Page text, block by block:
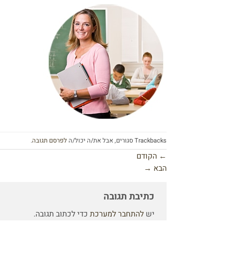
Trackbacks סגורים, אבל את/ה יכול/ה לפרסם תגובה.
← הקודם
הבא →
כתיבת תגובה
יש להתחבר למערכת כדי לכתוב תגובה.